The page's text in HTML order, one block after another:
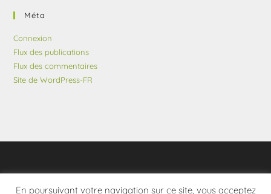
Méta
Connexion
Flux des publications
Flux des commentaires
Site de WordPress-FR
En poursuivant votre navigation sur ce site, vous acceptez